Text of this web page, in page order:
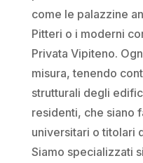
come le palazzine
Pitteri o i moderni
Privata Vipiteno.
misura, tenendo
strutturali degli
residenti, che siano
universitari o titolari
Siamo specializzati